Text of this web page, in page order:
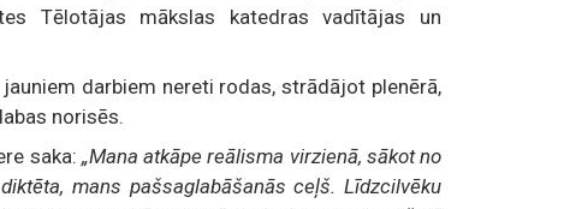
Tēlotājas mākslas katedras vadītājas un
darbiem nereti rodas, strādājot plenērā,
norisēs.
saka: „Mana atkāpe reālisma virzienā, sākot no
mans pašsaglabāšanās ceļš. Līdzcilvēku